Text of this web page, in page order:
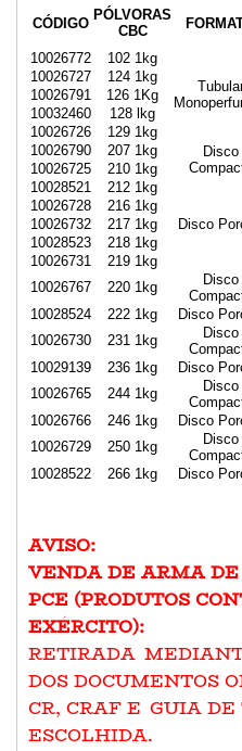
CÓDIGO
PÓLVORAS
CBC
10026772
102 1kg
10026727
124 1kg
10026791
126 1Kg
10032460
128 lkg
10026726
129 1kg
10026790
207 1kg
Disco
10026725
210 1kg
10028521
212 1kg
Disco
10026728
216 1kg
10026732
217 1kg
10028523
218 1kg
10026731
219 1kg
10026767
220 1kg
Disco
10028524
222 1kg Disco
10026730
231 1kg
Disco
10029139
236 1kg Disco
10026765
244 1kg
Disco
10026766
246 1kg Disco
10026729
250 1kg
Disco
10028522
266 1kg Disco
AVISO:
VENDA DE ARMA DE
PCE (PRODUTOS
EXÉRCITO):
RETIRADA
DOS DOCUMENTOS
CR, CRAF E GUIA
ESCOLHIDA.